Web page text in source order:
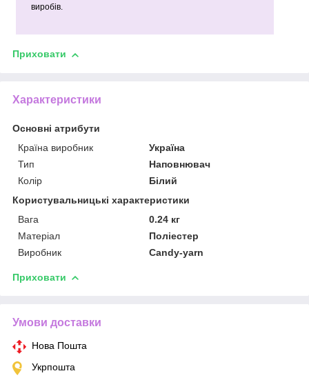
виробів.
Приховати
Характеристики
Основні атрибути
Країна виробник
Україна
Тип
Наповнювач
Колір
Білий
Користувальницькі характеристики
Вага
0.24 кг
Матеріал
Поліестер
Виробник
Candy-yarn
Приховати
Умови доставки
Нова Пошта
Укрпошта